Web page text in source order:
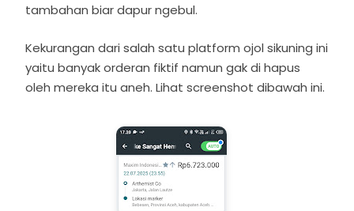
tambahan biar dapur ngebul.
Kekurangan dari salah satu platform ojol sikuning ini
yaitu banyak orderan fiktif namun gak di hapus
oleh mereka itu aneh. Lihat screenshot dibawah ini.